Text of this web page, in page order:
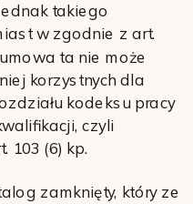
takiego
w zgodnie z art.
ta nie może
korzystnych dla
kodeksu pracy
czyli
103 (6) kp.
zamknięty, który ze